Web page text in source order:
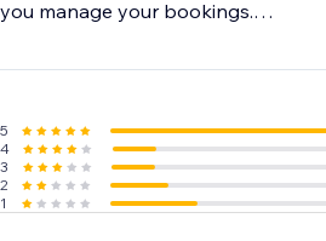
manage your bookings.
5
4
3
2
1